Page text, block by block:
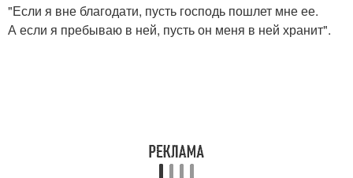
"Если я вне благодати, пусть господь пошлет мне ее.
А если я пребываю в ней, пусть он меня в ней хранит".